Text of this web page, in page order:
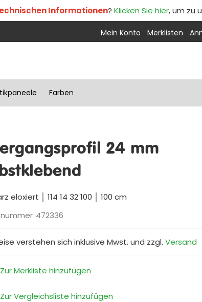
Informationen? Klicken Sie hier, um zu
Mein Konto Merklisten
Farben
24 mm
eloxiert │ 114 14 32 100 │ 100 cm
472336
verstehen sich inklusive Mwst. und zzgl.Versand
Zur Merkliste hinzufügen
Zur Vergleichsliste hinzufügen